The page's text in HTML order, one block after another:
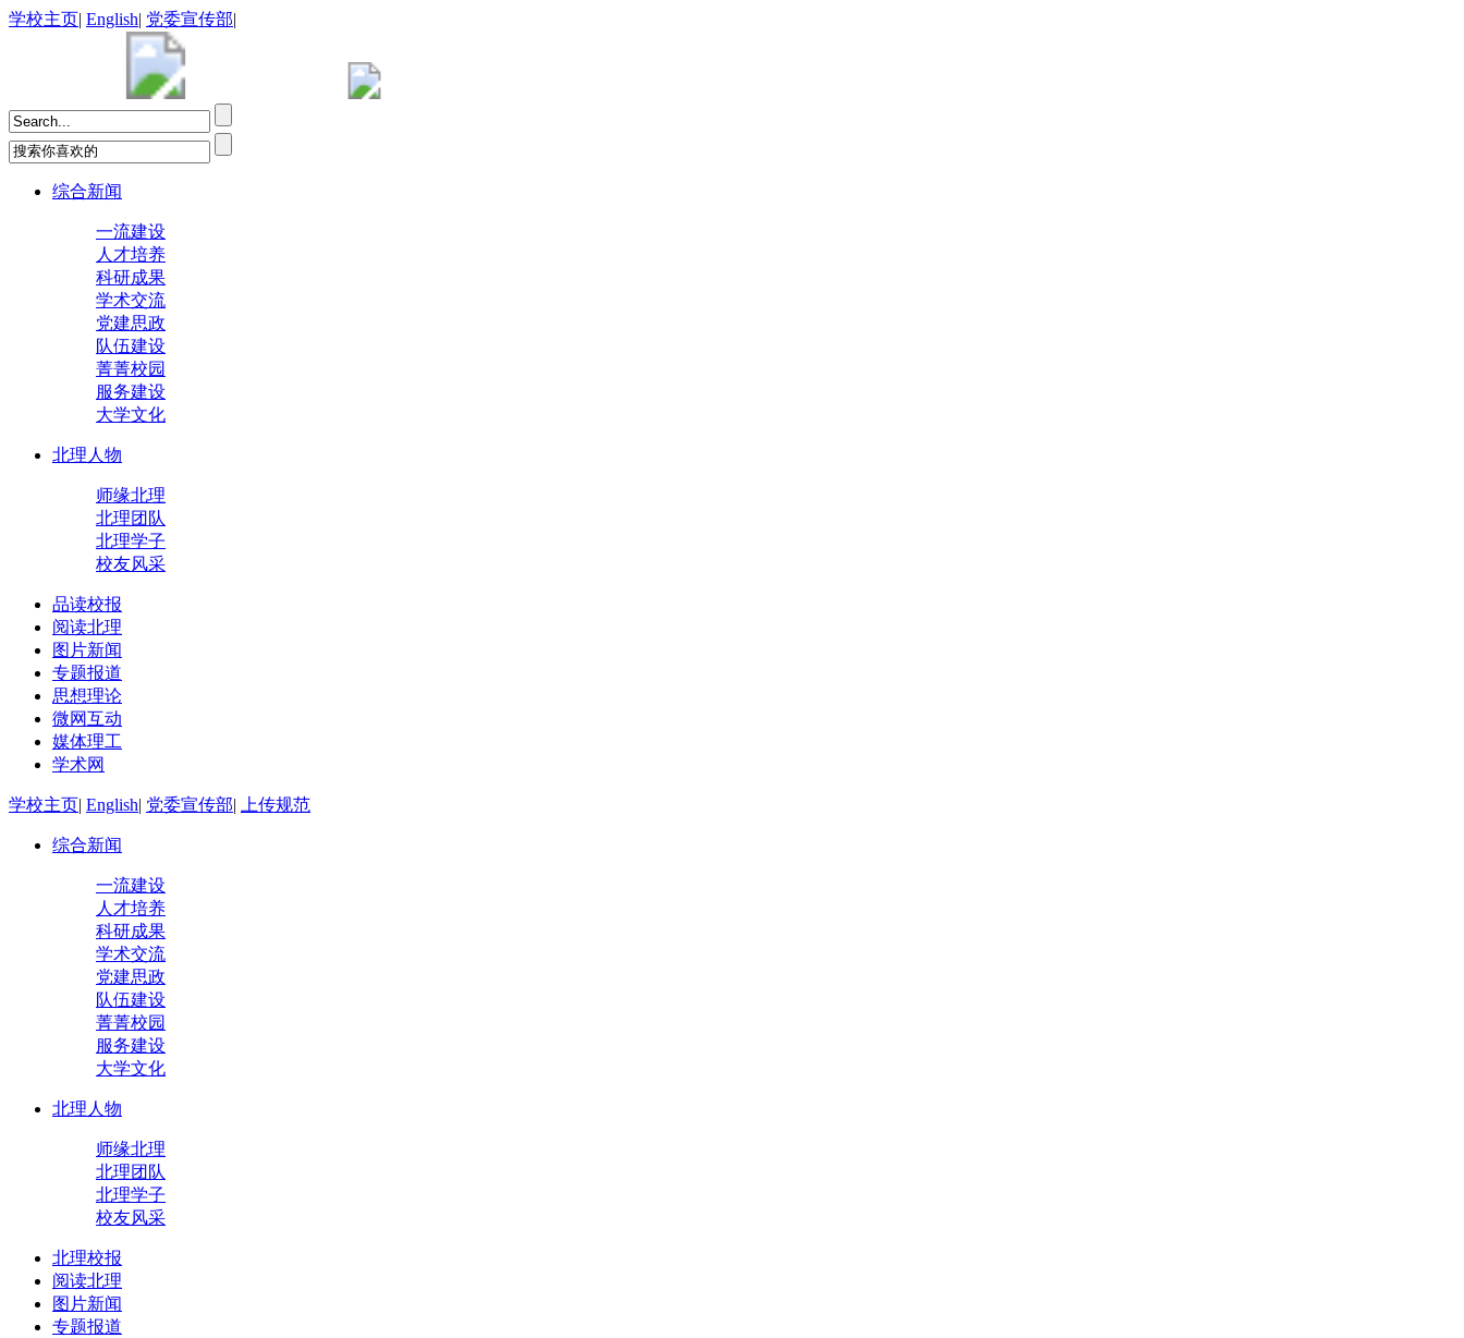
学校主页| English| 党委宣传部|
综合新闻
一流建设
人才培养
科研成果
学术交流
党建思政
队伍建设
菁菁校园
服务建设
大学文化
北理人物
师缘北理
北理团队
北理学子
校友风采
品读校报
阅读北理
图片新闻
专题报道
思想理论
微网互动
媒体理工
学术网
学校主页| English| 党委宣传部| 上传规范
综合新闻
一流建设
人才培养
科研成果
学术交流
党建思政
队伍建设
菁菁校园
服务建设
大学文化
北理人物
师缘北理
北理团队
北理学子
校友风采
北理校报
阅读北理
图片新闻
专题报道